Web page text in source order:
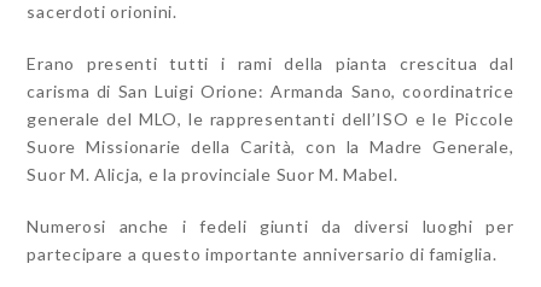
sacerdoti orionini.
Erano presenti tutti i rami della pianta crescitua dal
carisma di San Luigi Orione: Armanda Sano, coordinatrice
generale del MLO, le rappresentanti dell’ISO e le Piccole
Suore Missionarie della Carità, con la Madre Generale,
Suor M. Alicja, e la provinciale Suor M. Mabel.
Numerosi anche i fedeli giunti da diversi luoghi per
partecipare a questo importante anniversario di famiglia.